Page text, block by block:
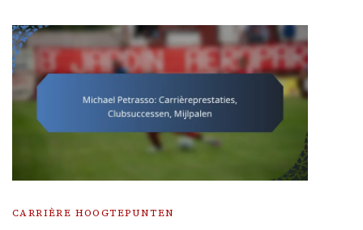
CARRIÈRE HOOGTEPUNTEN